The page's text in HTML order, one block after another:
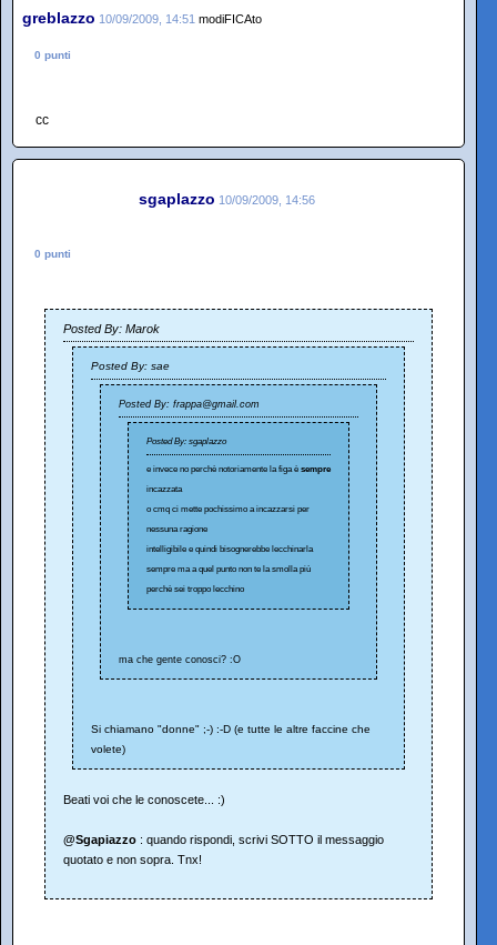
greblazzo 10/09/2009, 14:51 modiFICAto
0 punti
cc
sgaplazzo 10/09/2009, 14:56
0 punti
Posted By: Marok
Posted By: sae
Posted By: frappa@gmail.com
Posted By: sgaplazzo
e invece no perchè notoriamente la figa è sempre
incazzata
o cmq ci mette pochissimo a incazzarsi per
nessuna ragione
intelligibile e quindi bisognerebbe lecchinarla
sempre ma a quel punto non te la smolla più
perchè sei troppo lecchino
ma che gente conosci? :O
Si chiamano "donne" ;-) :-D (e tutte le altre faccine che
volete)
Beati voi che le conoscete... :)
@Sgapiazzo : quando rispondi, scrivi SOTTO il messaggio
quotato e non sopra. Tnx!